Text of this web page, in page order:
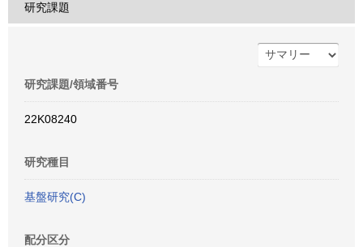
研究課題
研究課題/領域番号
22K08240
研究種目
基盤研究(C)
配分区分